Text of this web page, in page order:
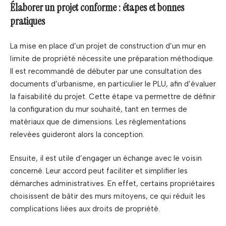
Élaborer un projet conforme : étapes et bonnes
pratiques
La mise en place d’un projet de construction d’un mur en
limite de propriété nécessite une préparation méthodique.
Il est recommandé de débuter par une consultation des
documents d’urbanisme, en particulier le PLU, afin d’évaluer
la faisabilité du projet. Cette étape va permettre de définir
la configuration du mur souhaité, tant en termes de
matériaux que de dimensions. Les réglementations
relevées guideront alors la conception.
Ensuite, il est utile d’engager un échange avec le voisin
concerné. Leur accord peut faciliter et simplifier les
démarches administratives. En effet, certains propriétaires
choisissent de bâtir des murs mitoyens, ce qui réduit les
complications liées aux droits de propriété.